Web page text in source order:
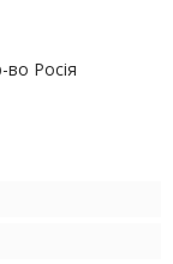
Росія